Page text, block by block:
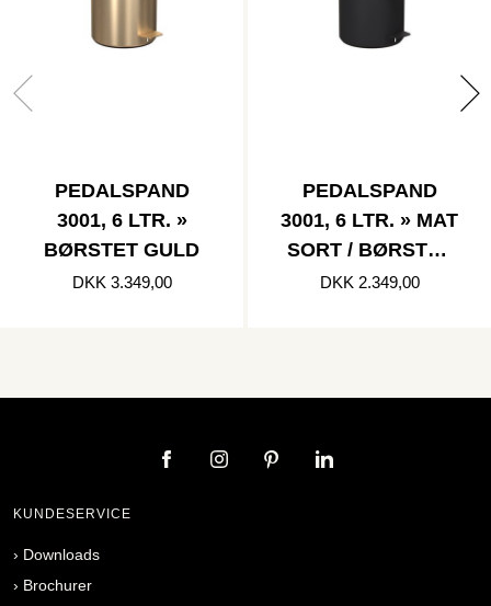
PEDALSPAND
3001, 6 LTR. »
BØRSTET GULD
DKK 3.349,00
PEDALSPAND
3001, 6 LTR. » MAT
SORT / BØRSTET
KOBBER
DKK 2.349,00
KUNDESERVICE
› Downloads
› Brochurer